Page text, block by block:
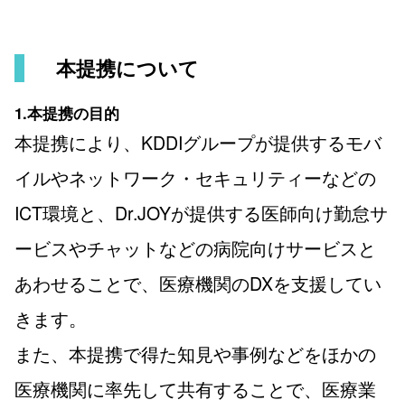
本提携について
1.本提携の目的
本提携により、KDDIグループが提供するモバ
イルやネットワーク・セキュリティーなどの
ICT環境と、Dr.JOYが提供する医師向け勤怠サ
ービスやチャットなどの病院向けサービスと
あわせることで、医療機関のDXを支援してい
きます。
また、本提携で得た知見や事例などをほかの
医療機関に率先して共有することで、医療業